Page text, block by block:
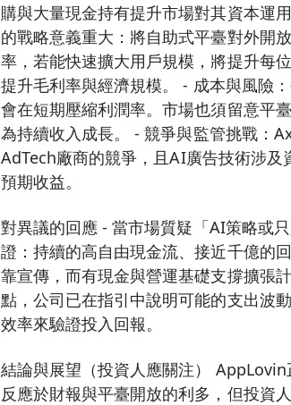
購與大量現金持有提升市場對其資本運
的戰略意義重大：將自助式平臺對外開
率，若能快速擴大用戶規模，將提升每
提升毛利率與經濟規模。 - 成本與風險
會在短期壓縮利潤率。市場也須留意平
為持續收入成長。 - 競爭與監管挑戰：
AdTech廠商的競爭，且AI廣告技術涉
預期收益。
對異議的回應 - 當市場質疑「AI策略或
證：持續的高自由現金流、接近千億的
靠宣傳，而有現金與營運基礎支撐擴張
點，公司已在指引中說明可能的支出波
效率來驗證投入回報。
結論與展望（投資人應關注）
反應於財報與平臺開放的利多，但投資